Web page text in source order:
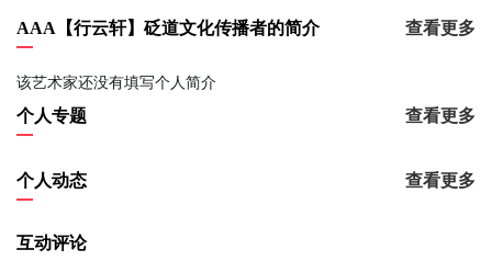
AAA【行云轩】砭道文化传播者的简介 查看更多
该艺术家还没有填写个人简介
个人专题 查看更多
个人动态 查看更多
互动评论